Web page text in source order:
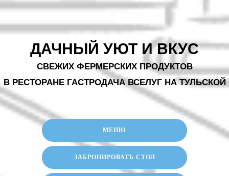
ДАЧНЫЙ УЮТ И ВКУС
СВЕЖИХ ФЕРМЕРСКИХ ПРОДУКТОВ
В РЕСТОРАНЕ ГАСТРОДАЧА ВСЕЛУГ НА ТУЛЬСКОЙ
МЕНЮ
ЗАБРОНИРОВАТЬ СТОЛ